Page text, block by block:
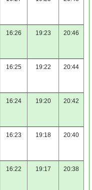
16:26 19:23 20:46
16:25 19:22 20:44
16:24 19:20 20:42
16:23 19:18 20:40
16:22 19:17 20:38